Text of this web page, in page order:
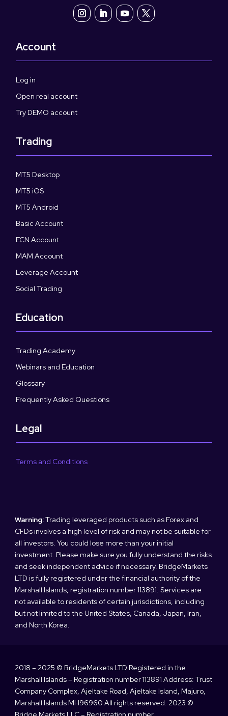
Account
Log in
Open real account
Try DEMO account
Trading
MT5 Desktop
MT5 iOS
MT5 Android
Basic Account
ECN Account
MAM Account
Leverage Account
Social Trading
Education
Trading Academy
Webinars and Education
Glossary
Frequently Asked Questions
Legal
Terms and Conditions
Warning:Trading leveraged products such as Forex and
CFDs involves a high level of risk and may not be suitable for
all investors. You could lose more than your initial
investment. Please make sure you fully understand the risks
and seek independent advice if necessary. BridgeMarkets
LTD is fully registered under the financial authority of the
Marshall Islands, registration number 113891. Services are
not available to residents of certain jurisdictions, including
but not limited to the United States, Canada, Japan, Iran,
and North Korea.
2018 – 2025 © BridgeMarkets LTD Registered in the
Marshall Islands – Registration number 113891 Address: Trust
Company Complex, Ajeltake Road, Ajeltake Island, Majuro,
Marshall Islands MH96960 All rights reserved. 2023 ©